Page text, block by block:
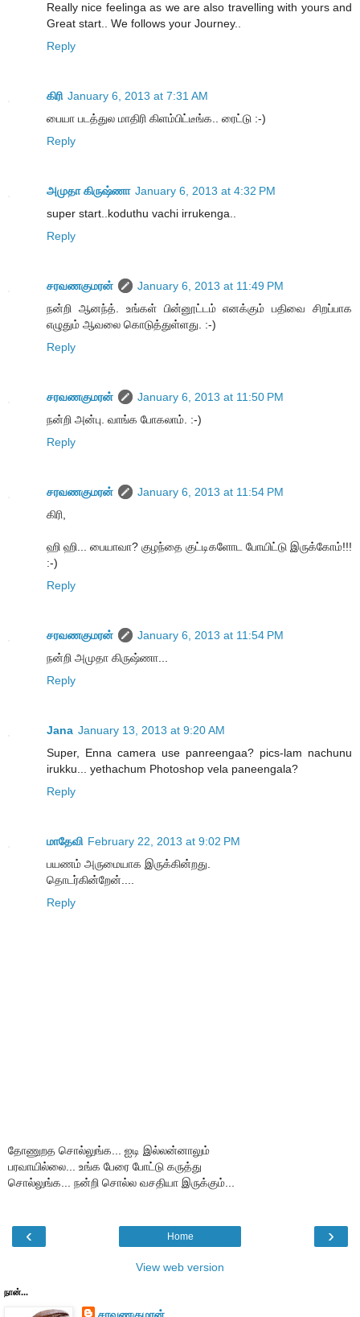
Really nice feelinga as we are also travelling with yours and
Great start.. We follows your Journey..
Reply
கிரி January 6, 2013 at 7:31 AM
பையா படத்துல மாதிரி கிளம்பிட்டீங்க.. ரைட்டு :-)
Reply
அமுதா கிருஷ்ணா January 6, 2013 at 4:32 PM
super start..koduthu vachi irrukenga..
Reply
சரவணகுமரன்
January 6, 2013 at 11:49 PM
நன்றி ஆனந்த். உங்கள் பின்னூட்டம் எனக்கும் பதிவை சிறப்பாக
எழுதும் ஆவலை கொடுத்துள்ளது. :-)
Reply
சரவணகுமரன்
January 6, 2013 at 11:50 PM
நன்றி அன்பு. வாங்க போகலாம். :-)
Reply
சரவணகுமரன்
January 6, 2013 at 11:54 PM
கிரி,
ஹி ஹி... பையாவா? குழந்தை குட்டிகளோட போயிட்டு இருக்கோம்!!!
:-)
Reply
சரவணகுமரன்
January 6, 2013 at 11:54 PM
நன்றி அமுதா கிருஷ்ணா...
Reply
Jana January 13, 2013 at 9:20 AM
Super, Enna camera use panreengaa? pics-lam nachunu
irukku... yethachum Photoshop vela paneengala?
Reply
மாதேவி February 22, 2013 at 9:02 PM
பயணம் அருமையாக இருக்கின்றது.
தொடர்கின்றேன்....
Reply
தோணுறத சொல்லுங்க... ஐடி இல்லன்னாலும்
பரவாயில்லை... உங்க பேரை போட்டு கருத்து
சொல்லுங்க... நன்றி சொல்ல வசதியா இருக்கும்...
‹ ›
Home
View web version
நான்...